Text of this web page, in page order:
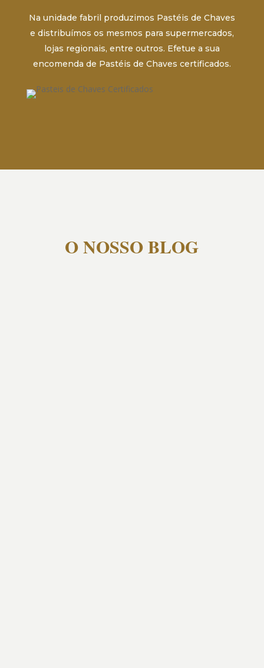
Na unidade fabril produzimos Pastéis de Chaves
e distribuímos os mesmos para supermercados,
lojas regionais, entre outros. Efetue a sua
encomenda de Pastéis de Chaves certificados.
O NOSSO BLOG